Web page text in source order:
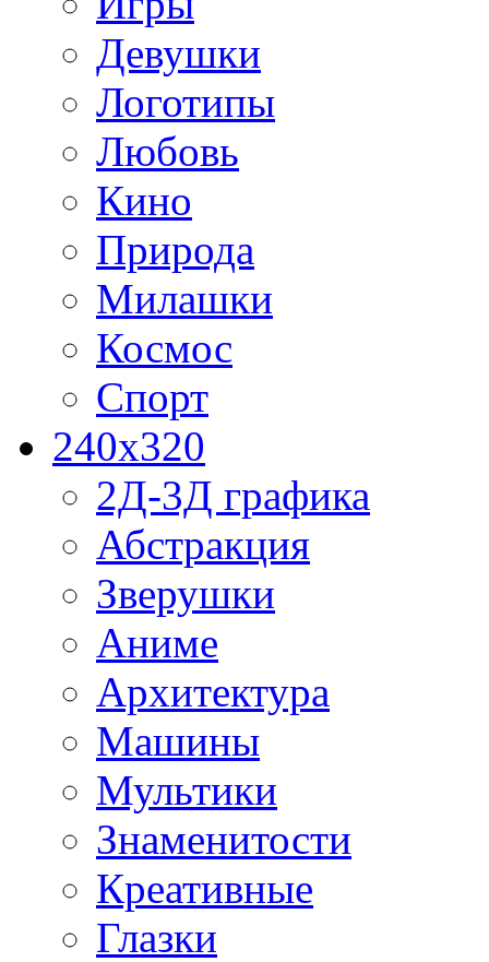
Девушки
Логотипы
Любовь
Кино
Природа
Милашки
Космос
Спорт
240x320
2Д-3Д графика
Абстракция
Зверушки
Аниме
Архитектура
Машины
Мультики
Знаменитости
Креативные
Глазки